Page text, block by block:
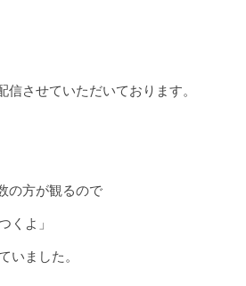
信させていただいております。
の方が観るので
くよ」
いました。